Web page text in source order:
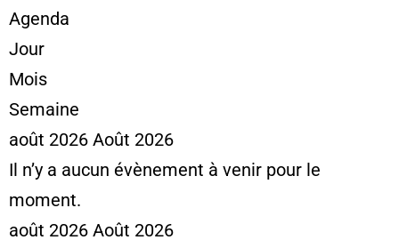
Agenda
Jour
Mois
Semaine
août 2026 Août 2026
Il n’y a aucun évènement à venir pour le
moment.
août 2026 Août 2026